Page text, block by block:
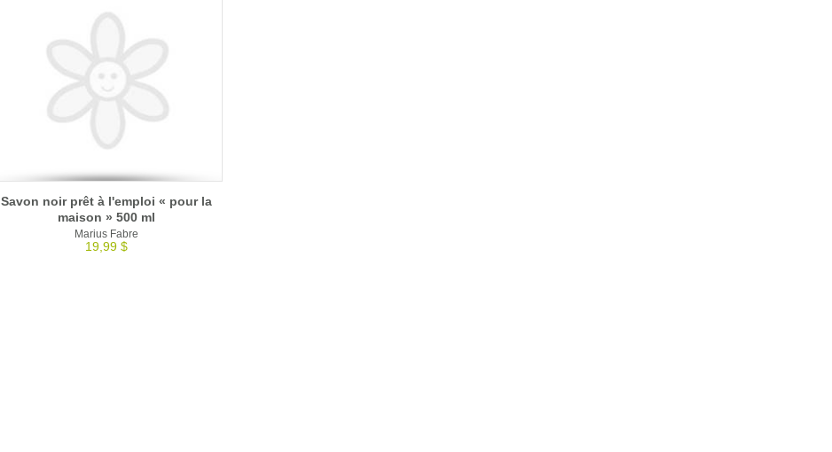
Savon noir prêt à l'emploi « pour la
maison » 500 ml
Marius Fabre
19,99 $